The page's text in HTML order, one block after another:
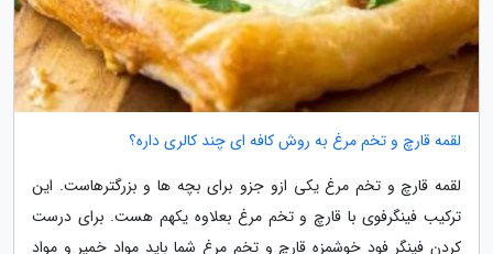
لقمه قارچ و تخم مرغ به روش کافه ای چند کالری داره؟
لقمه قارچ و تخم مرغ یکی ازو جزو برای بچه ها و بزرگترهاست. این
ترکیب فینگرفوی با قارچ و تخم مرغ بعلاوه یکهم هست. برای درست
کردن فینگر فود خوشمزه قارچ و تخم مرغ شما باید مواد خمیر و مواد